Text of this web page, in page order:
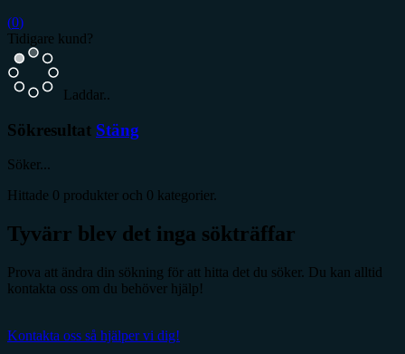
(0)
Tidigare kund?
Laddar..
Sökresultat Stäng
Söker...
Hittade 0 produkter och 0 kategorier.
Tyvärr blev det inga sökträffar
Prova att ändra din sökning för att hitta det du söker. Du kan alltid
kontakta oss om du behöver hjälp!
Kontakta oss så hjälper vi dig!